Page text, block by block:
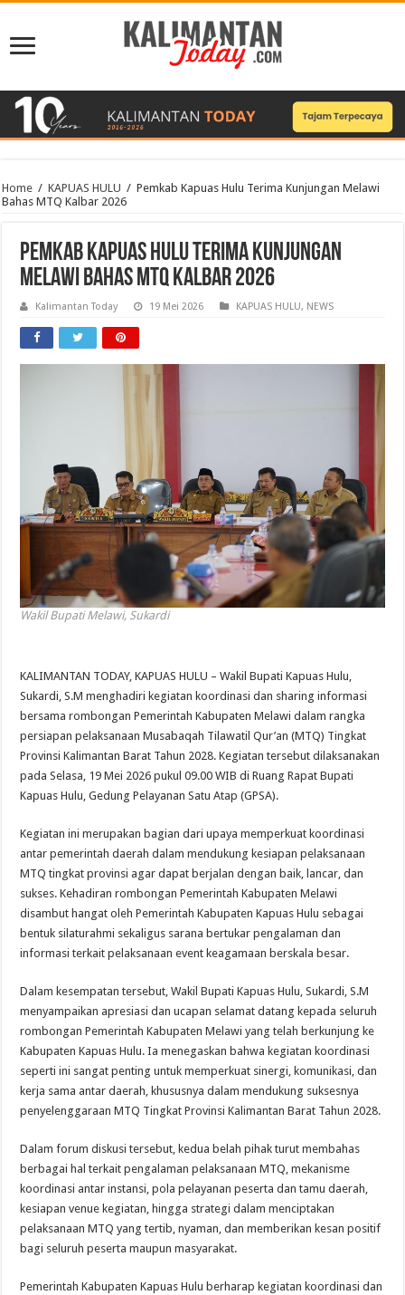
Home / KAPUAS HULU / Pemkab Kapuas Hulu Terima Kunjungan Melawi
Bahas MTQ Kalbar 2026
Pemkab Kapuas Hulu Terima Kunjungan
Melawi Bahas MTQ Kalbar 2026
Kalimantan Today 19 Mei 2026 KAPUAS HULU, NEWS
Wakil Bupati Melawi, Sukardi
KALIMANTAN TODAY, KAPUAS HULU – Wakil Bupati Kapuas Hulu,
Sukardi, S.M menghadiri kegiatan koordinasi dan sharing informasi
bersama rombongan Pemerintah Kabupaten Melawi dalam rangka
persiapan pelaksanaan Musabaqah Tilawatil Qur’an (MTQ) Tingkat
Provinsi Kalimantan Barat Tahun 2028. Kegiatan tersebut dilaksanakan
pada Selasa, 19 Mei 2026 pukul 09.00 WIB di Ruang Rapat Bupati
Kapuas Hulu, Gedung Pelayanan Satu Atap (GPSA).
Kegiatan ini merupakan bagian dari upaya memperkuat koordinasi
antar pemerintah daerah dalam mendukung kesiapan pelaksanaan
MTQ tingkat provinsi agar dapat berjalan dengan baik, lancar, dan
sukses. Kehadiran rombongan Pemerintah Kabupaten Melawi
disambut hangat oleh Pemerintah Kabupaten Kapuas Hulu sebagai
bentuk silaturahmi sekaligus sarana bertukar pengalaman dan
informasi terkait pelaksanaan event keagamaan berskala besar.
Dalam kesempatan tersebut, Wakil Bupati Kapuas Hulu, Sukardi, S.M
menyampaikan apresiasi dan ucapan selamat datang kepada seluruh
rombongan Pemerintah Kabupaten Melawi yang telah berkunjung ke
Kabupaten Kapuas Hulu. Ia menegaskan bahwa kegiatan koordinasi
seperti ini sangat penting untuk memperkuat sinergi, komunikasi, dan
kerja sama antar daerah, khususnya dalam mendukung suksesnya
penyelenggaraan MTQ Tingkat Provinsi Kalimantan Barat Tahun 2028.
Dalam forum diskusi tersebut, kedua belah pihak turut membahas
berbagai hal terkait pengalaman pelaksanaan MTQ, mekanisme
koordinasi antar instansi, pola pelayanan peserta dan tamu daerah,
kesiapan venue kegiatan, hingga strategi dalam menciptakan
pelaksanaan MTQ yang tertib, nyaman, dan memberikan kesan positif
bagi seluruh peserta maupun masyarakat.
Pemerintah Kabupaten Kapuas Hulu berharap kegiatan koordinasi dan